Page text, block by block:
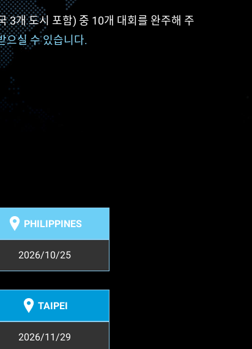
3개 도시 포함) 중 10개 대회를 완주해 주
으실 수 있습니다.
PHILIPPINES
2026/10/25
TAIPEI
2026/11/29